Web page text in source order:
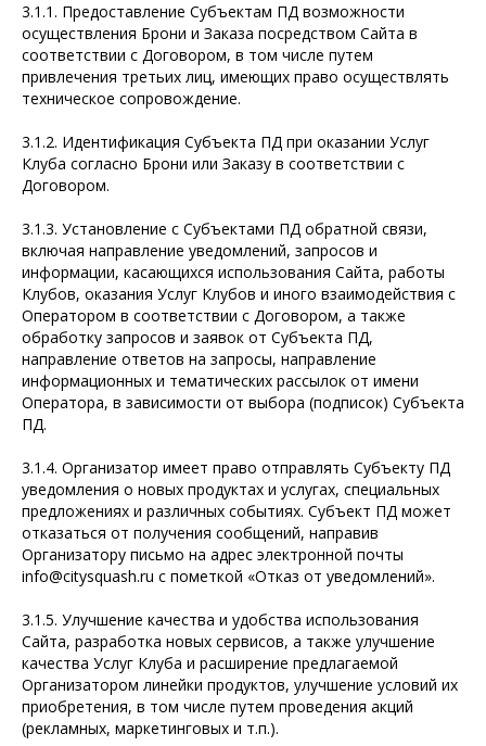
3.1.1. Предоставление Субъектам ПД возможности
осуществления Брони и Заказа посредством Сайта в
соответствии с Договором, в том числе путем
привлечения третьих лиц, имеющих право осуществлять
техническое сопровождение.
3.1.2. Идентификация Субъекта ПД при оказании Услуг
Клуба согласно Брони или Заказу в соответствии с
Договором.
3.1.3. Установление с Субъектами ПД обратной связи,
включая направление уведомлений, запросов и
информации, касающихся использования Сайта, работы
Клубов, оказания Услуг Клубов и иного взаимодействия с
Оператором в соответствии с Договором, а также
обработку запросов и заявок от Субъекта ПД,
направление ответов на запросы, направление
информационных и тематических рассылок от имени
Оператора, в зависимости от выбора (подписок) Субъекта
ПД.
3.1.4. Организатор имеет право отправлять Субъекту ПД
уведомления о новых продуктах и услугах, специальных
предложениях и различных событиях. Субъект ПД может
отказаться от получения сообщений, направив
Организатору письмо на адрес электронной почты
info@citysquash.ru с пометкой «Отказ от уведомлений».
3.1.5. Улучшение качества и удобства использования
Сайта, разработка новых сервисов, а также улучшение
качества Услуг Клуба и расширение предлагаемой
Организатором линейки продуктов, улучшение условий их
приобретения, в том числе путем проведения акций
(рекламных, маркетинговых и т.п.).